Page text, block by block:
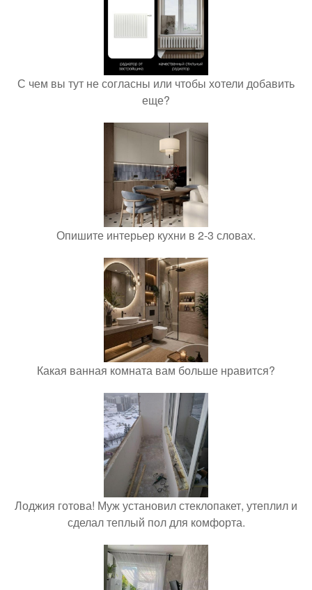
С чем вы тут не согласны или чтобы хотели добавить
еще?
Опишите интерьер кухни в 2-3 словах.
Какая ванная комната вам больше нравится?
Лоджия готова! Муж установил стеклопакет, утеплил и
сделал теплый пол для комфорта.